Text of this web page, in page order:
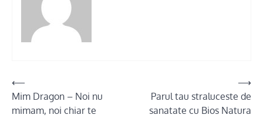
Post
navigation
⟵
Mim Dragon – Noi nu
mimam, noi chiar te
Parul tau straluceste de
sanatate cu Bios Natura
⟶